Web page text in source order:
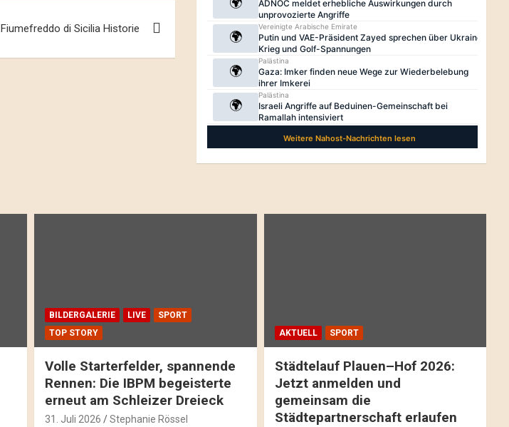
Fiumefreddo di Sicilia Historie
BILDERGALERIE LIVE
SPORT
TOP STORY
Volle Starterfelder, spannende
Rennen: Die IBPM begeisterte
erneut am Schleizer Dreieck
31. Juli 2026 Stephanie Rössel
AKTUELL SPORT
Städtelauf Plauen–Hof 2026:
Jetzt anmelden und
gemeinsam die
Städtepartnerschaft erlaufen